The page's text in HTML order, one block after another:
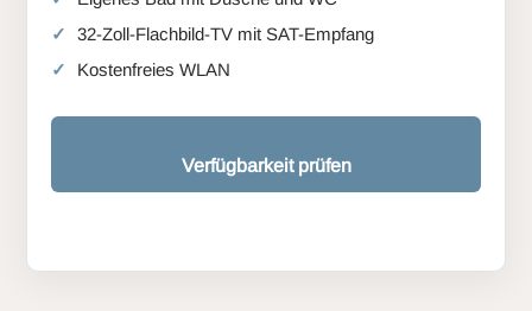
32-Zoll-Flachbild-TV mit SAT-Empfang
Kostenfreies WLAN
Verfügbarkeit prüfen